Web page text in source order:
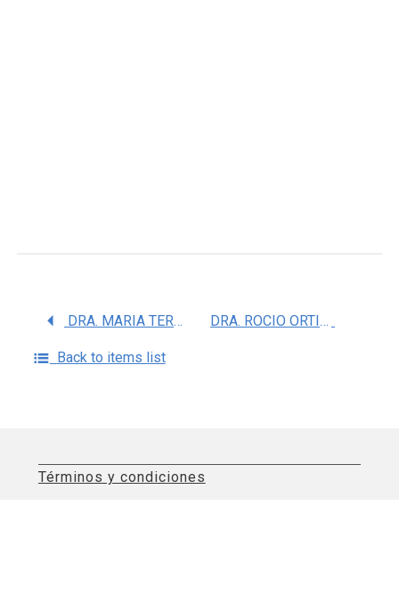
DRA. MARIA TERESA GONZALEZ GARZA Y BARRON DRA. ROCIO ORTIZ LOPEZ
Back to items list
Términos y condiciones